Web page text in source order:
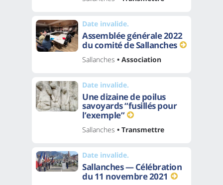
Date invalide.
Assemblée générale 2022
du comité de Sallanches
Sallanches • Association
Date invalide.
Une dizaine de poilus
savoyards “fusillés pour
l’exemple”
Sallanches • Transmettre
Date invalide.
Sallanches — Célébration
du 11 novembre 2021